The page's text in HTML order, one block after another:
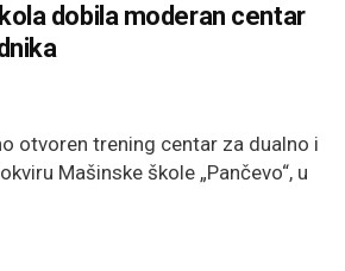
dobila moderan centar
otvoren trening centar za dualno i
Mašinske škole „Pančevo“, u